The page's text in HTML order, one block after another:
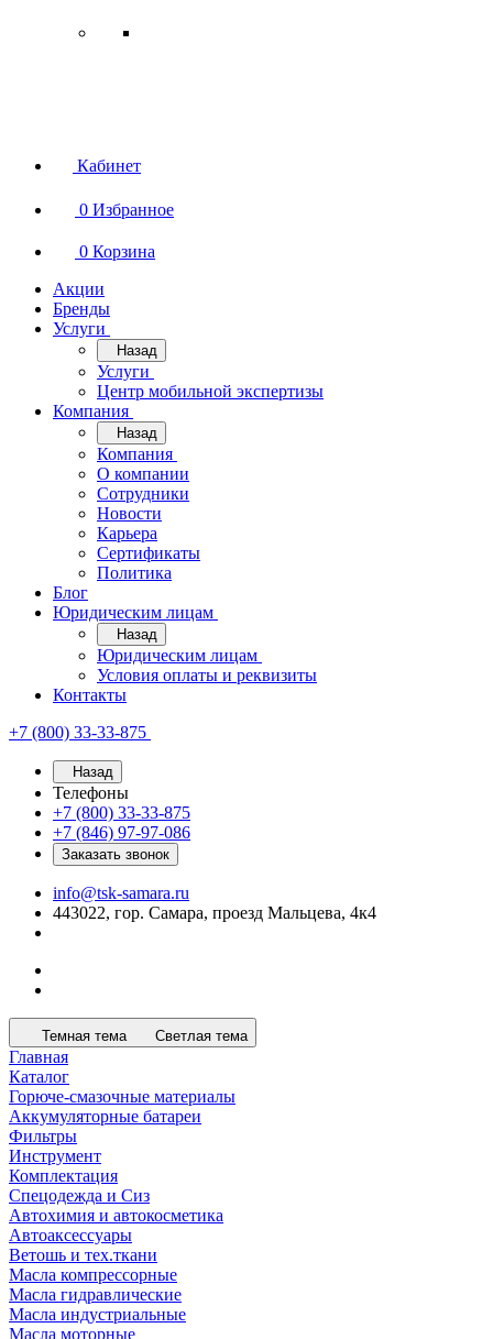
Кабинет
0 Избранное
0 Корзина
Акции
Бренды
Услуги
Назад
Услуги
Центр мобильной экспертизы
Компания
Назад
Компания
О компании
Сотрудники
Новости
Карьера
Сертификаты
Политика
Блог
Юридическим лицам
Назад
Юридическим лицам
Условия оплаты и реквизиты
Контакты
+7 (800) 33-33-875
Назад
Телефоны
+7 (800) 33-33-875
+7 (846) 97-97-086
Заказать звонок
info@tsk-samara.ru
443022, гор. Самара, проезд Мальцева, 4к4
Темная тема Светлая тема
Главная
Каталог
Горюче-смазочные материалы
Аккумуляторные батареи
Фильтры
Инструмент
Комплектация
Спецодежда и Сиз
Автохимия и автокосметика
Автоаксессуары
Ветошь и тех.ткани
Масла компрессорные
Масла гидравлические
Масла индустриальные
Масла моторные